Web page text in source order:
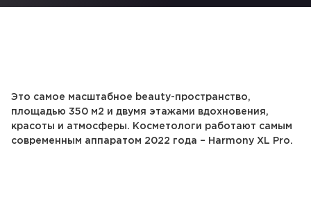
Это самое масштабное beauty-пространство,
площадью 350 м2 и двумя этажами вдохновения,
красоты и атмосферы. Косметологи работают самым
современным аппаратом 2022 года – Harmony XL Pro.